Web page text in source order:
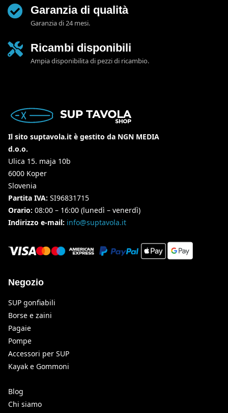
Garanzia di qualità
Garanzia di 24 mesi.
Ricambi disponibili
Ampia disponibilita di pezzi di ricambio.
Il sito suptavola.it è gestito da NGN MEDIA
d.o.o.
Ulica 15. maja 10b
6000 Koper
Slovenia
Partita IVA: SI96831715
Orario: 08:00 – 16:00 (lunedì – venerdì)
Indirizzo e-mail: info@suptavola.it
Negozio
SUP gonfiabili
Borse e zaini
Pagaie
Pompe
Accessori per SUP
Kayak e Gommoni
Blog
Chi siamo